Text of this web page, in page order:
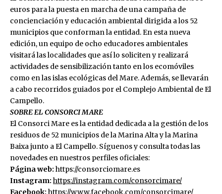
euros para la puesta en marcha de una campaña de
concienciación y educación ambiental dirigida a los 52
municipios que conforman la entidad. En esta nueva
edición, un equipo de ocho educadores ambientales
visitará las localidades que así lo soliciten y realizará
actividades de sensibilización tanto en los ecomóviles
como en las islas ecológicas del Mare. Además, se llevarán
a cabo recorridos guiados por el Complejo Ambiental de El
Campello.
SOBRE EL CONSORCI MARE
El Consorci Mare es la entidad dedicada a la gestión de los
residuos de 52 municipios de la Marina Alta y la Marina
Baixa junto a El Campello. Síguenos y consulta todas las
novedades en nuestros perfiles oficiales:
Página web: https://consorciomare.es
Instagram: https://instagram.com/consorcimare/
Facebook: https://www.facebook.com/consorcimare/